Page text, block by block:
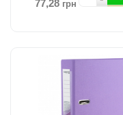
77,28 грн
Додати до порівняння